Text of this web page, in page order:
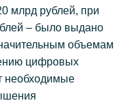
млрд рублей, при
– было выдано
объемам
цифровых
необходимые